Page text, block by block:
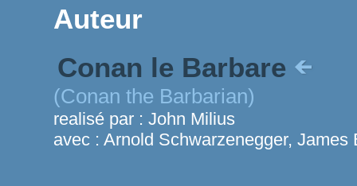
Auteur
Conan le Barbare
(Conan the Barbarian)
realisé par : John Milius
avec : Arnold Schwarzenegger,